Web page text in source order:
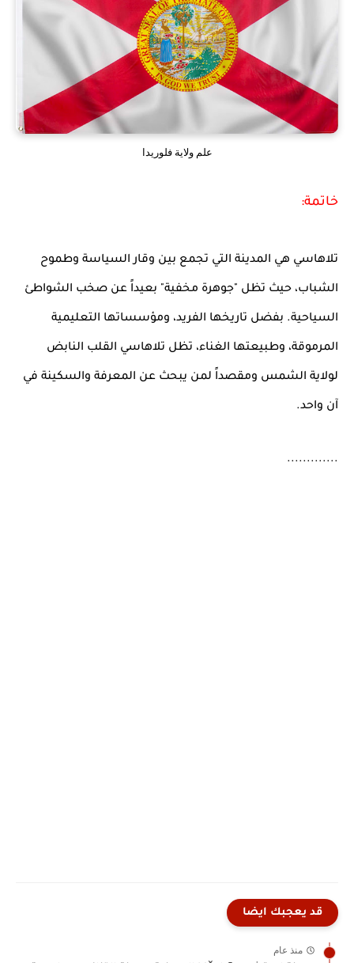
علم ولاية فلوريدا
خاتمة:
تلاهاسي هي المدينة التي تجمع بين وقار السياسة وطموح
الشباب، حيث تظل "جوهرة مخفية" بعيداً عن صخب الشواطئ
السياحية. بفضل تاريخها الفريد، ومؤسساتها التعليمية
المرموقة، وطبيعتها الغناء، تظل تلاهاسي القلب النابض
لولاية الشمس ومقصداً لمن يبحث عن المعرفة والسكينة في
آن واحد.
.............
قد يعجبك ايضا
منذ عام